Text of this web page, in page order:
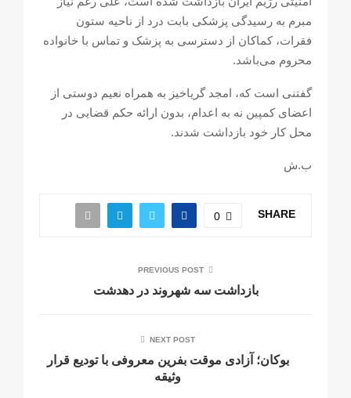
مبرم بە رسیدگی پزشکی بابت درد از ناحیە ستون
فقرات، کماکان از دسترسی بە پزشک و تماس با خانوادە
محروم می‌باشد.
گفتنی است کە، امجد گریاخیز بە همراە نعیم دوستی از
اعضای کمپین نە بە اعدام، بدون ارائە حکم قضایی در
محل کار خود بازداشت شدند.
ب.ش
SHARE
0
PREVIOUS POST
بازداشت سه شهروند در دهدشت
NEXT POST
بوکان؛ آزادی موقت بفرین معروفی با تودیع قرار
وثیقە